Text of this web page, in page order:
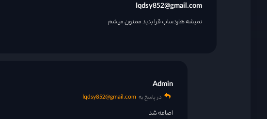
Iqdsy852@gmail.com
نمیشه هاردساب قرا بدید ممنون میشم
Admin
در پاسخ به Iqdsy852@gmail.com
اضافه شد